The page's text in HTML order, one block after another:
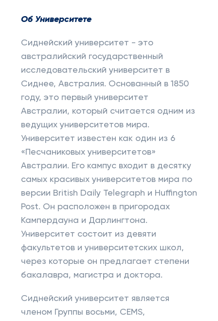
Об Университете
Сиднейский университет - это
австралийский государственный
исследовательский университет в
Сиднее, Австралия. Основанный в 1850
году, это первый университет
Австралии, который считается одним из
ведущих университетов мира.
Университет известен как один из 6
«Песчаниковых университетов»
Австралии. Его кампус входит в десятку
самых красивых университетов мира по
версии British Daily Telegraph и Huffington
Post. Он расположен в пригородах
Кампердауна и Дарлингтона.
Университет состоит из девяти
факультетов и университетских школ,
через которые он предлагает степени
бакалавра, магистра и доктора.
Сиднейский университет является
членом Группы восьми, CEMS,